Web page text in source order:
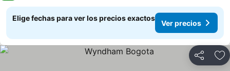
Elige fechas para ver los precios exactos
Ver precios
Compartir